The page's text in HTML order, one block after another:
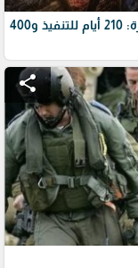
تفاصيل جديدة حول اتفاق المرحلة الثانية في غزة: 210 أيام للتنفيذ و400
share